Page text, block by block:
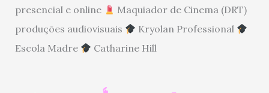
presencial e online
Maquiador de Cinema (DRT)
produções audiovisuais
Kryolan Professional
Escola Madre
Catharine Hill